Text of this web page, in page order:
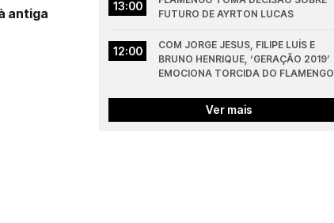
antiga
13:00
FUTURO DE AYRTON LUCAS
12:00
COM JORGE JESUS, FILIPE LUÍS E
BRUNO HENRIQUE, ‘GERAÇÃO 2019’
EMOCIONA TORCIDA DO FLAMENGO
Ver mais